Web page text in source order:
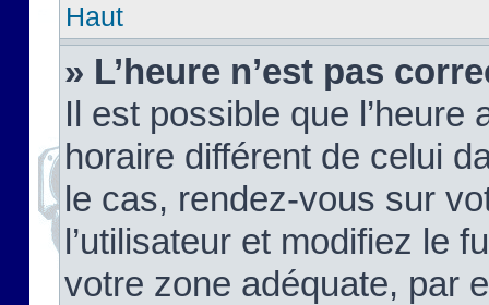
Haut
» L’heure n’est pas
Il est possible que
horaire différent de celui
le cas, rendez-vous sur
l’utilisateur et modifiez le
votre zone adéquate, par